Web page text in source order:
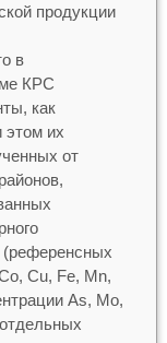
продукции
в
КРС
как
этом их
от
Cu, Fe, Mn,
As, Mo,